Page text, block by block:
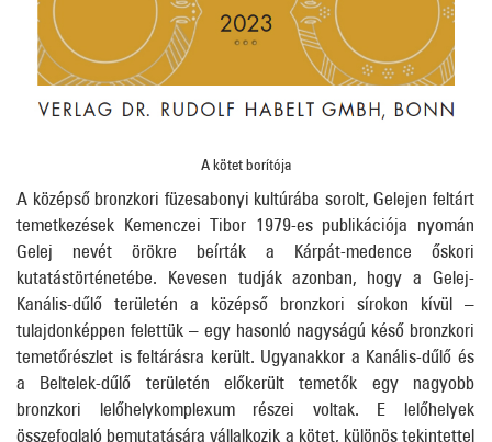
A kötet borítója
A középső bronzkori füzesabonyi kultúrába sorolt, Gelejen feltárt
temetkezések Kemenczei Tibor 1979-es publikációja nyomán
Gelej nevét örökre beírták a Kárpát-medence őskori
kutatástörténetébe. Kevesen tudják azonban, hogy a Gelej-
Kanális-dűlő területén a középső bronzkori sírokon kívül –
tulajdonképpen felettük – egy hasonló nagyságú késő bronzkori
temetőrészlet is feltárásra került. Ugyanakkor a Kanális-dűlő és
a Beltelek-dűlő területén előkerült temetők egy nagyobb
bronzkori lelőhelykomplexum részei voltak. E lelőhelyek
összefoglaló bemutatására vállalkozik a kötet, különös tekintettel